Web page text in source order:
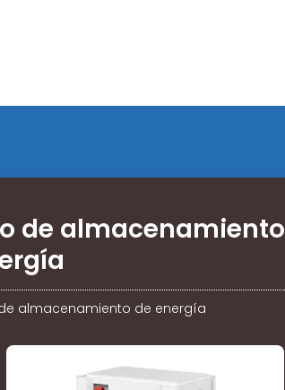
de almacenamiento
almacenamiento de energía